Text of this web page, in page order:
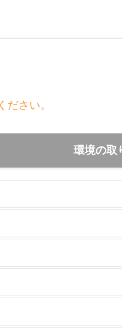
さい。
環境の取